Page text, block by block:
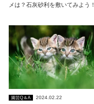
メは？石灰砂利を敷いてみよう！
園芸Q＆A 2024.02.22